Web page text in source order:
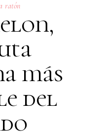
ratón
más
del